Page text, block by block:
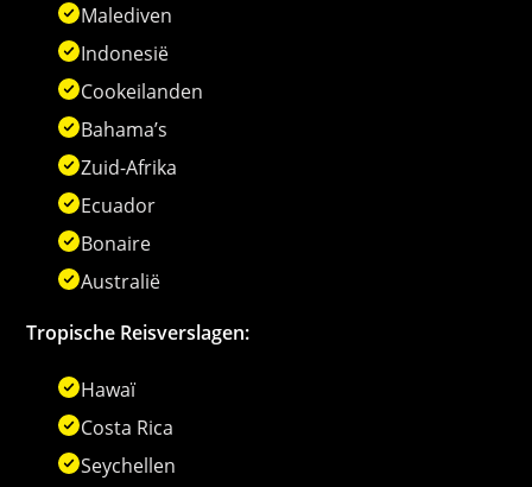
Malediven
Indonesië
Cookeilanden
Bahama’s
Zuid-Afrika
Ecuador
Bonaire
Australië
Tropische Reisverslagen:
Hawaï
Costa Rica
Seychellen